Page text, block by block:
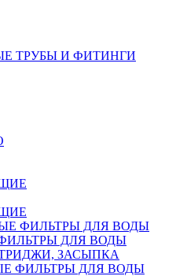
ТРУБЫ И ФИТИНГИ
ФИЛЬТРЫ ДЛЯ ВОДЫ
ДЛЯ ВОДЫ
ЗАСЫПКА
ФИЛЬТРЫ ДЛЯ ВОДЫ